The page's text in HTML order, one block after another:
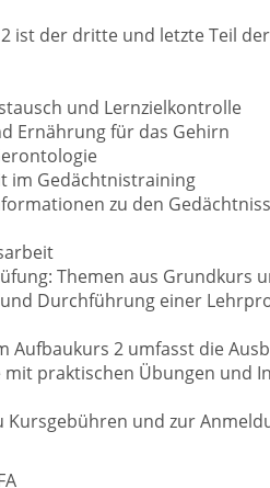
ist der dritte und letzte Teil
und Lernzielkontrolle
Ernährung für das Gehirn
im Gedächtnistraining
zu den
Themen aus Grundkurs
Durchführung einer
Aufbaukurs 2 umfasst die
praktischen Übungen und
Kursgebühren und zur